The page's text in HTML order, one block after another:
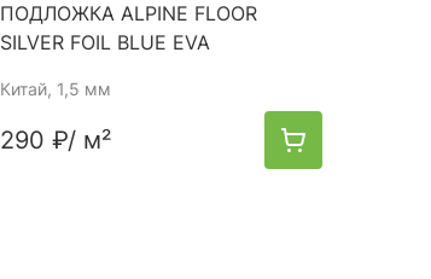
ПОДЛОЖКА ALPINE FLOOR
SILVER FOIL BLUE EVA
Китай, 1,5 мм
290 ₽/ м²